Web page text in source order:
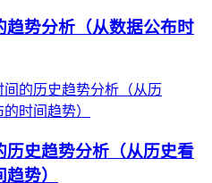
趋势分析（从数据公布时
历史趋势分析（从历史看
势）